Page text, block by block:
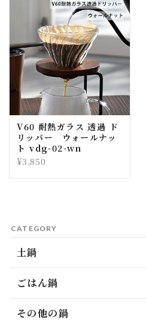
V60 耐熱ガラス 透過 ド
リッパー ウォールナッ
ト vdg-02-wn
¥3,850
CATEGORY
土鍋
ごはん鍋
その他の鍋